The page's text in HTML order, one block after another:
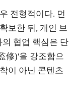
전형적이다. 먼
보한 뒤, 개인 브
의 협업 핵심은 단
修)'을 강조함으
이 아닌 콘텐츠